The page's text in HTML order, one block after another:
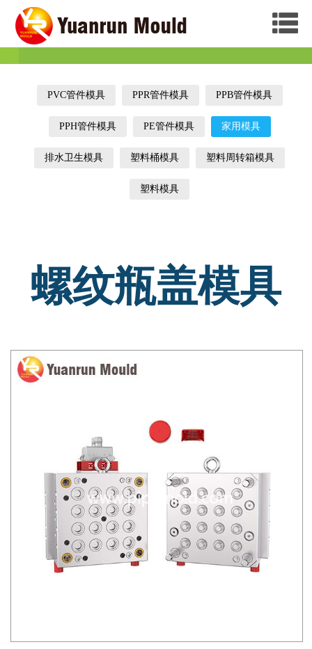
PVC管件模具 PPR管件模具 PPB管件模具
PPH管件模具 PE管件模具 家用模具
排水卫生模具 塑料桶模具 塑料周转箱模具
塑料模具
螺纹瓶盖模具